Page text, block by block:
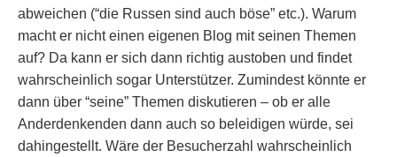
abweichen (“die Russen sind auch böse” etc.). Warum
macht er nicht einen eigenen Blog mit seinen Themen
auf? Da kann er sich dann richtig austoben und findet
wahrscheinlich sogar Unterstützer. Zumindest könnte er
dann über “seine” Themen diskutieren – ob er alle
Anderdenkenden dann auch so beleidigen würde, sei
dahingestellt. Wäre der Besucherzahl wahrscheinlich